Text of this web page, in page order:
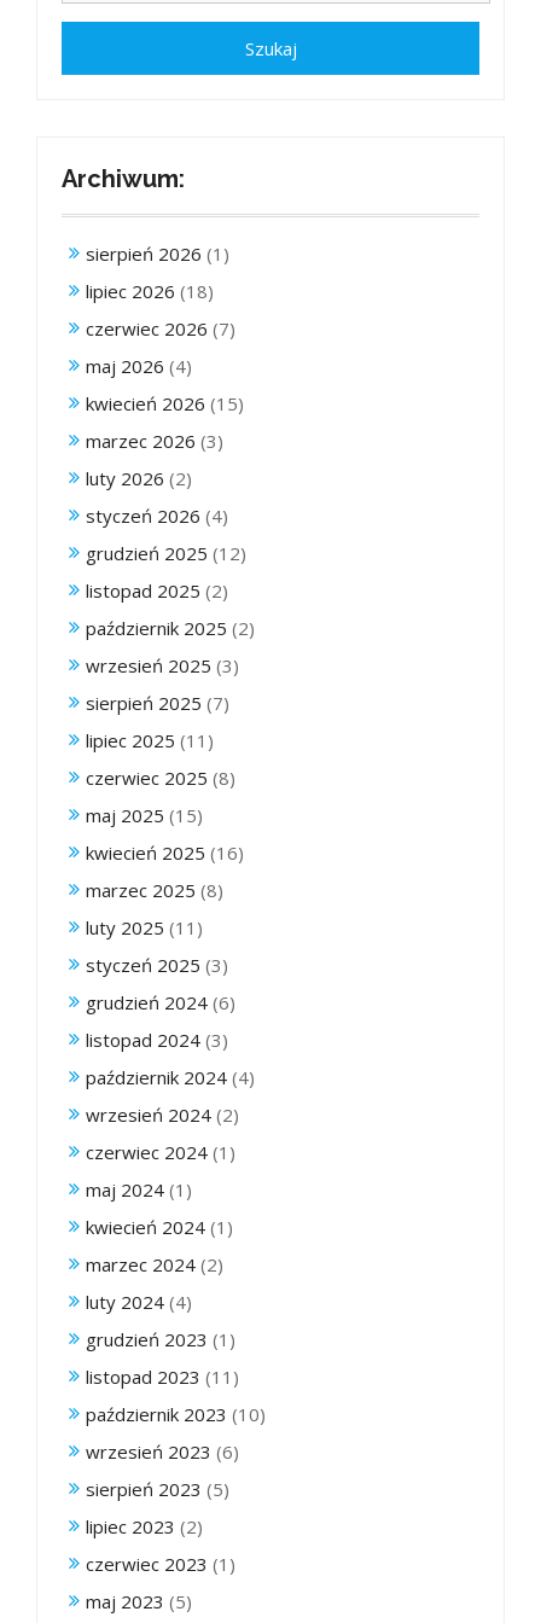
Archiwum:
sierpień 2026 (1)
lipiec 2026 (18)
czerwiec 2026 (7)
maj 2026 (4)
kwiecień 2026 (15)
marzec 2026 (3)
luty 2026 (2)
styczeń 2026 (4)
grudzień 2025 (12)
listopad 2025 (2)
październik 2025 (2)
wrzesień 2025 (3)
sierpień 2025 (7)
lipiec 2025 (11)
czerwiec 2025 (8)
maj 2025 (15)
kwiecień 2025 (16)
marzec 2025 (8)
luty 2025 (11)
styczeń 2025 (3)
grudzień 2024 (6)
listopad 2024 (3)
październik 2024 (4)
wrzesień 2024 (2)
czerwiec 2024 (1)
maj 2024 (1)
kwiecień 2024 (1)
marzec 2024 (2)
luty 2024 (4)
grudzień 2023 (1)
listopad 2023 (11)
październik 2023 (10)
wrzesień 2023 (6)
sierpień 2023 (5)
lipiec 2023 (2)
czerwiec 2023 (1)
maj 2023 (5)